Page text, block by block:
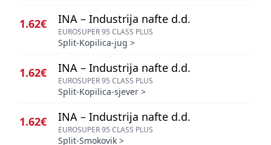
1.62€ INA – Industrija nafte d.d.
EUROSUPER 95 CLASS PLUS
Split-Kopilica-jug >
1.62€ INA – Industrija nafte d.d.
EUROSUPER 95 CLASS PLUS
Split-Kopilica-sjever >
1.62€ INA – Industrija nafte d.d.
EUROSUPER 95 CLASS PLUS
Split-Smokovik >